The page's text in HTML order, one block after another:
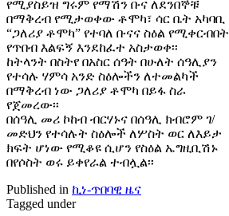
የሚያስይዝ ግሩም የማሽን ቡና ለደንበኞቹ
በማቅረብ የሚታወቀው ቶሞካ፣ ሳር ቤት አካባቢ
“ጋለሪያ ቶሞካ” የተባለ ቡናና ስዕል የሚቀርብበት
የጥበብ እልፍኝ እንደከፈተ አስታወቀ፡፡
ከትላንት በስትየ በአስር ሰዓት በሁለት ሰዓሊያን
የተሳሉ ሃምሳ አንድ ስዕሎችን ለተመልካች
በማቅረብ ነው ጋለሪያ ቶሞካ በይፋ ስራ
የጀመረው፡፡
በሰዓሊ መሪ ኮከብ ብርሃኑና በሰዓሊ ክብሮም ገ/
መድህን የተሳሉት ስዕሎች ለሦስት ወር ለእይታ
ክፍት ሆነው የሚቆዩ ሲሆን የስዕል ኤግዚቢሽኑ
በየሶስት ወሩ ይቀየራል ተብሏል፡፡
Published in ኪነ-ጥበባዊ ዜና
Tagged under